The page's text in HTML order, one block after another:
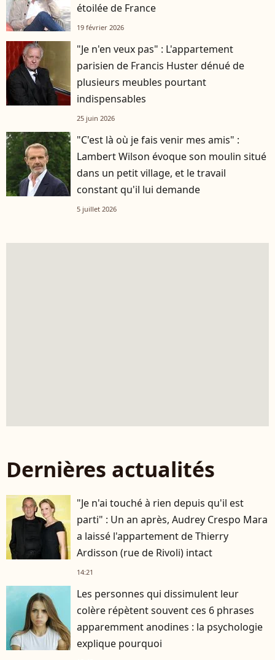
étoilée de France
19 février 2026
"Je n'en veux pas" : L'appartement
parisien de Francis Huster dénué de
plusieurs meubles pourtant
indispensables
25 juin 2026
"C'est là où je fais venir mes amis" :
Lambert Wilson évoque son moulin situé
dans un petit village, et le travail
constant qu'il lui demande
5 juillet 2026
Dernières actualités
"Je n'ai touché à rien depuis qu'il est
parti" : Un an après, Audrey Crespo Mara
a laissé l'appartement de Thierry
Ardisson (rue de Rivoli) intact
14:21
Les personnes qui dissimulent leur
colère répètent souvent ces 6 phrases
apparemment anodines : la psychologie
explique pourquoi